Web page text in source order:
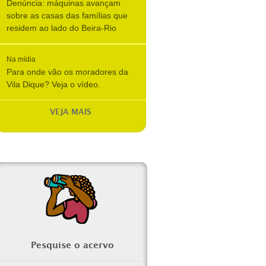
Denúncia: máquinas avançam
sobre as casas das famílias que
residem ao lado do Beira-Rio
Na mídia
Para onde vão os moradores da
Vila Dique? Veja o vídeo.
VEJA MAIS
Pesquise o acervo